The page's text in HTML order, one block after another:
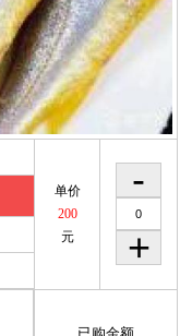
单价
200
元